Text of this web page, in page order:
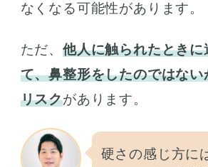
なくなる可能性があります。
ただ、他人に触られたとき
て、鼻整形をしたのではな
リスクがあります。
硬さの感じ方に